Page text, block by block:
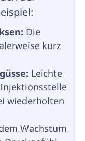
Die
kurz
Leichte
wiederholten
Wachstum